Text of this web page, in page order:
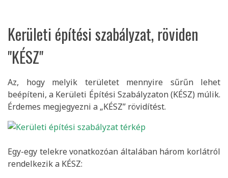
Kerületi építési szabályzat, röviden
"KÉSZ"
Az, hogy melyik területet mennyire sűrűn lehet
beépíteni, a Kerületi Építési Szabályzaton (KÉSZ) múlik.
Érdemes megjegyezni a „KÉSZ” rövidítést.
Egy-egy telekre vonatkozóan általában három korlátról
rendelkezik a KÉSZ: